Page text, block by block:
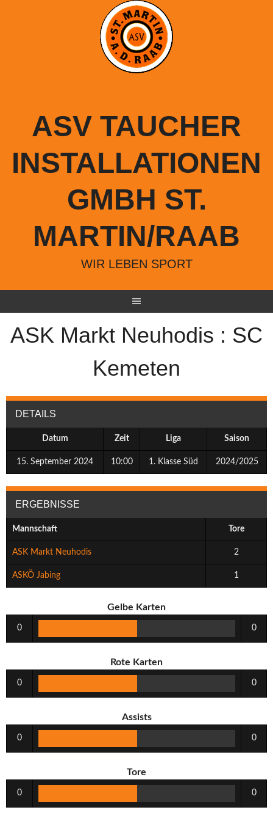
ASV TAUCHER
INSTALLATIONEN
GMBH ST.
MARTIN/RAAB
WIR LEBEN SPORT
ASK Markt Neuhodis : SC
Kemeten
DETAILS
Datum Zeit Liga Saison
15. September 2024 10:00 1. Klasse Süd 2024/2025
ERGEBNISSE
Mannschaft Tore
ASK Markt Neuhodis 2
ASKÖ Jabing 1
Gelbe Karten
0 0
Rote Karten
0 0
Assists
0 0
Tore
0 0